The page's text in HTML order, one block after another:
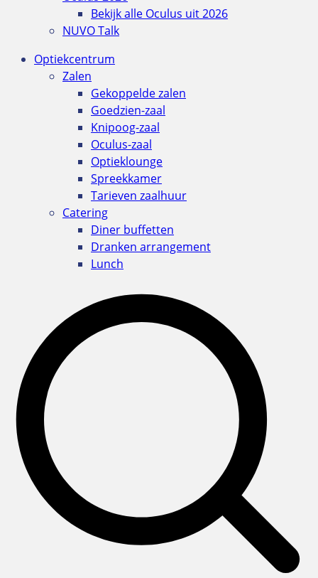
Bekijk alle Oculus uit 2026
NUVO Talk
Optiekcentrum
Zalen
Gekoppelde zalen
Goedzien-zaal
Knipoog-zaal
Oculus-zaal
Optieklounge
Spreekkamer
Tarieven zaalhuur
Catering
Diner buffetten
Dranken arrangement
Lunch